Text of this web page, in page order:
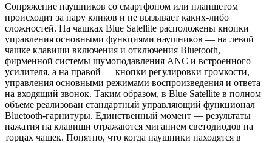
Сопряжение наушников со смартфоном или планшетом
происходит за пару кликов и не вызывает каких-либо
сложностей. На чашках Blue Satellite расположены кнопки
управления основными функциями наушников — на левой
чашке клавиши включения и отключения Bluetooth,
фирменной системы шумоподавления ANC и встроенного
усилителя, а на правой — кнопки регулировки громкости,
управления основными режимами воспроизведения и ответа
на входящий звонок. Таким образом, в Blue Satellite в полном
объеме реализован стандартный управляющий функционал
Bluetooth-гарнитуры. Единственный момент — результаты
нажатия на клавиши отражаются миганием светодиодов на
торцах чашек. Понятно, что когда наушники находятся в